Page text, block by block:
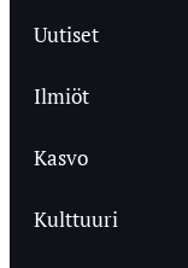
Uutiset
Ilmiöt
Kasvo
Kulttuuri